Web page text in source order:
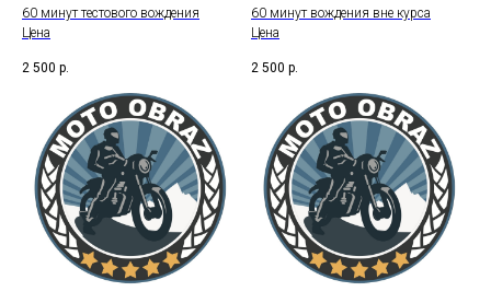
60 минут тестового вождения
Цена
2 500 р.
60 минут вождения вне курса
Цена
2 500 р.